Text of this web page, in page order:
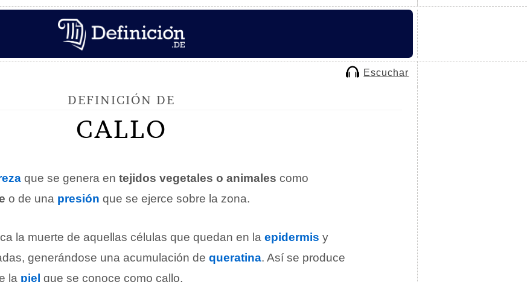
Escuchar
DEFINICIÓN DE
CALLO
que se genera en tejidos vegetales o animales como
o de una presión que se ejerce sobre la zona.
la muerte de aquellas células que quedan en la epidermis y
generándose una acumulación de queratina. Así se produce
la piel que se conoce como callo.